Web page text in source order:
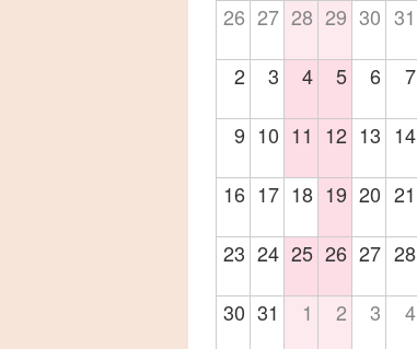
26 27 28 29 30 31
2 3 4 5 6 7
9 10 11 12 13 14
16 17 18 19 20 21
23 24 25 26 27 28
30 31 1 2 3 4